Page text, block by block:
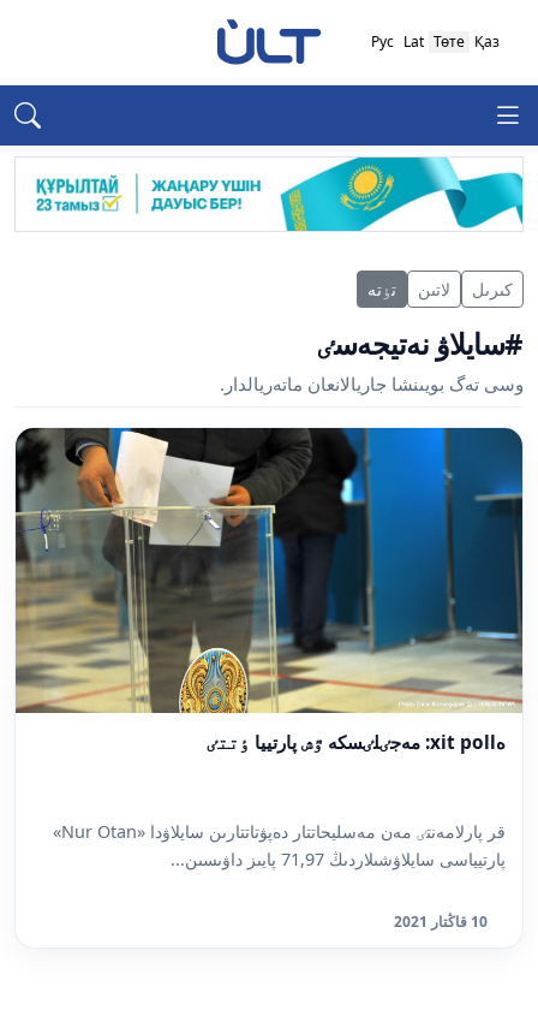
Қаз
Төте
Lat
Рус
كىرىل لاتىن تٶتە
#سايلاۋ نەتيجەسٸ
وسى تەگ بويىنشا جاريالانعان ماتەريالدار.
ەxit poll: مەجٸلٸسكە ٷش پارتييا ٶتتٸ
قر پارلامەنتٸ مەن مەسليحاتتار دەپۋتاتتارىن سايلاۋدا «Nur Otan»
پارتيياسى سايلاۋشىلاردىڭ 71,97 پايىز داۋىسىن...
10 قاڭتار 2021